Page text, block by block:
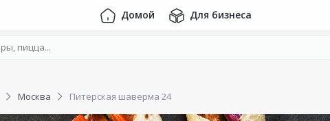
Домой Для бизнеса
Москва Питерская шаверма 24